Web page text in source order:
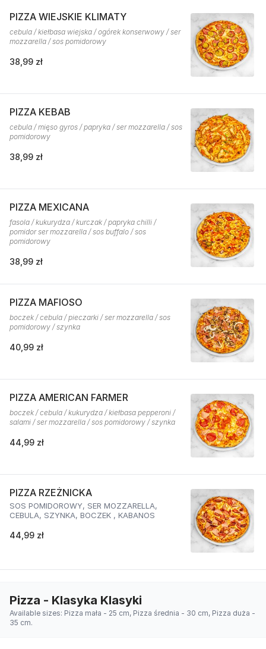
PIZZA WIEJSKIE KLIMATY
cebula / kiełbasa wiejska / ogórek konserwowy / ser
mozzarella / sos pomidorowy
38,99 zł
PIZZA KEBAB
cebula / mięso gyros / papryka / ser mozzarella / sos
pomidorowy
38,99 zł
PIZZA MEXICANA
fasola / kukurydza / kurczak / papryka chilli /
pomidor ser mozzarella / sos buffalo / sos
pomidorowy
38,99 zł
PIZZA MAFIOSO
boczek / cebula / pieczarki / ser mozzarella / sos
pomidorowy / szynka
40,99 zł
PIZZA AMERICAN FARMER
boczek / cebula / kukurydza / kiełbasa pepperoni /
salami / ser mozzarella / sos pomidorowy / szynka
44,99 zł
PIZZA RZEŻNICKA
SOS POMIDOROWY, SER MOZZARELLA,
CEBULA, SZYNKA, BOCZEK , KABANOS
44,99 zł
Pizza - Klasyka Klasyki
Available sizes: Pizza mała - 25 cm, Pizza średnia - 30 cm, Pizza duża -
35 cm.